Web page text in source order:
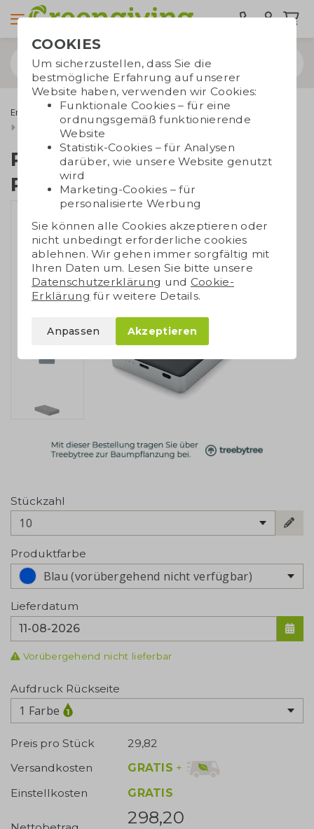
Energiesparprodukte
Powerbanks
Recycelte Aluminium-Powerbank
Recycelte Aluminium-
Powerbank
Stückzahl
10
Produktfarbe
Blau (vorübergehend nicht verfügbar)
Lieferdatum
Vorübergehend nicht lieferbar
Aufdruck Rückseite
1 Farbe
Preis pro Stück
29,82
Versandkosten
GRATIS +
Einstellkosten
GRATIS
298,20
COOKIES
Um sicherzustellen, dass Sie die
bestmögliche Erfahrung auf unserer
Website haben, verwenden wir Cookies:
Funktionale Cookies – für eine
ordnungsgemäß funktionierende
Website
Statistik-Cookies – für Analysen
darüber, wie unsere Website genutzt
wird
Marketing-Cookies – für
personalisierte Werbung
Sie können alle Cookies akzeptieren oder
nicht unbedingt erforderliche cookies
ablehnen. Wir gehen immer sorgfältig mit
Ihren Daten um. Lesen Sie bitte unsere
Datenschutzerklärung und Cookie-
Erklärung für weitere Details.
Anpassen Akzeptieren